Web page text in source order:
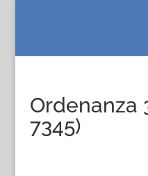
Ordenanza
7345)